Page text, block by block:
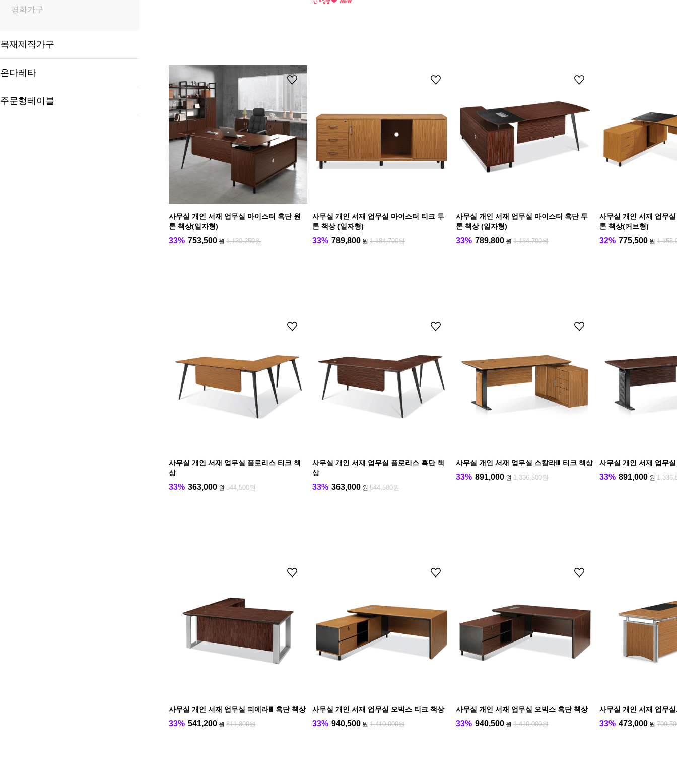
평화가구
목재제작가구
온다레타
주문형테이블
사무실 개인 서재 업무실 마이스터 흑단 원
톤 책상(일자형)
33% 753,500 원 1,130,250원
사무실 개인 서재 업무실 마이스터 티크 투
톤 책상 (일자형)
33% 789,800 원 1,184,700원
사무실 개인 서재 업무실 마이스터 흑단 투
톤 책상 (일자형)
33% 789,800 원 1,184,700원
사무실 개인 서재 업무
톤 책상(커브형)
32% 775,500 원
사무실 개인 서재 업무실 플로리스 티크 책
상
33% 363,000 원 544,500원
사무실 개인 서재 업무실 플로리스 흑단 책
상
33% 363,000 원 544,500원
사무실 개인 서재 업무실 스칼라Ⅲ 티크 책상
33% 891,000 원 1,336,500원
사무실 개인 서재 업무
33% 891,000 원
사무실 개인 서재 업무실 피에라Ⅲ 흑단 책상
33% 541,200 원 811,800원
사무실 개인 서재 업무실 오빅스 티크 책상
33% 940,500 원 1,410,000원
사무실 개인 서재 업무실 오빅스 흑단 책상
33% 940,500 원 1,410,000원
사무실 개인 서재 업무
33% 473,000 원